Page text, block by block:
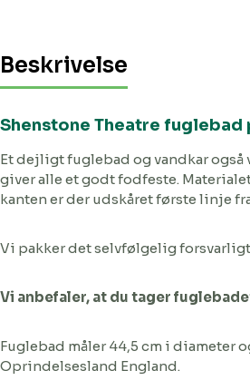
Beskrivelse
Shenstone Theatre fuglebad
Et dejligt fuglebad og vandkar
giver alle et godt fodfeste.
kanten er der udskåret første linje
Vi pakker det selvfølgelig
Vi anbefaler, at du tager
Fuglebad måler 44,5 cm i diameter
Oprindelsesland England.